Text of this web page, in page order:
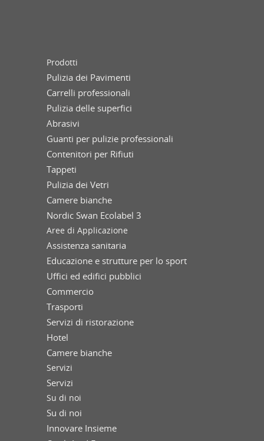
Prodotti
Pulizia dei Pavimenti
Carrelli professionali
Pulizia delle superfici
Abrasivi
Guanti per pulizie professionali
Contenitori per Rifiuti
Tappeti
Pulizia dei Vetri
Camere bianche
Nordic Swan Ecolabel 3
Aree di Applicazione
Assistenza sanitaria
Educazione e strutture per lo sport
Uffici ed edifici pubblici
Commercio
Trasporti
Servizi di ristorazione
Hotel
Camere bianche
Servizi
Servizi
Su di noi
Su di noi
Innovare Insieme